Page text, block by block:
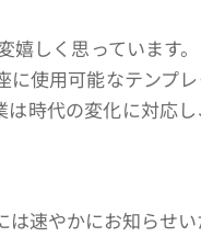
しく思っています。
使用可能なテンプ
時代の変化に対応
速やかにお知らせい